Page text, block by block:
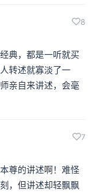
8
典，都是一听就买
转述就寡淡了一
亲自来讲述，会毫
7
尊的讲述啊！难怪
，但讲述却轻飘飘